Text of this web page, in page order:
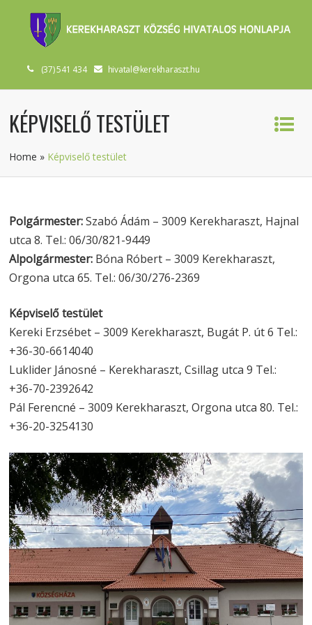
(37) 541 434 hivatal@kerekharaszt.hu
KÉPVISELŐ TESTÜLET
Home » Képviselő testület
Polgármester:Szabó Ádám – 3009 Kerekharaszt, Hajnal
utca 8. Tel.: 06/30/821-9449
Alpolgármester: Bóna Róbert – 3009 Kerekharaszt,
Orgona utca 65. Tel.: 06/30/276-2369
Képviselő testület
Kereki Erzsébet – 3009 Kerekharaszt, Bugát P. út 6 Tel.:
+36-30-6614040
Luklider Jánosné – Kerekharaszt, Csillag utca 9 Tel.:
+36-70-2392642
Pál Ferencné – 3009 Kerekharaszt, Orgona utca 80. Tel.:
+36-20-3254130